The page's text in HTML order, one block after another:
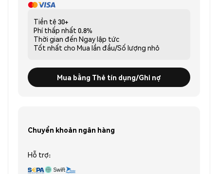
Tiền tệ 30+
Phí thấp nhất 0.8%
Thời gian đến Ngay lập tức
Tốt nhất cho Mua lần đầu/Số lượng nhỏ
Mua bằng Thẻ tín dụng/Ghi nợ
Chuyển khoản ngân hàng
Hỗ trợ: